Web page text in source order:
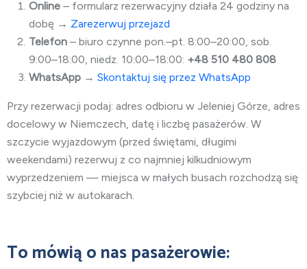
Online – formularz rezerwacyjny działa 24 godziny na
dobę → Zarezerwuj przejazd
Telefon – biuro czynne pon.–pt. 8:00–20:00, sob.
9:00–18:00, niedz. 10:00–18:00: +48 510 480 808
WhatsApp → Skontaktuj się przez WhatsApp
Przy rezerwacji podaj: adres odbioru w Jeleniej Górze, adres
docelowy w Niemczech, datę i liczbę pasażerów. W
szczycie wyjazdowym (przed świętami, długimi
weekendami) rezerwuj z co najmniej kilkudniowym
wyprzedzeniem — miejsca w małych busach rozchodzą się
szybciej niż w autokarach.
To mówią o nas pasażerowie: